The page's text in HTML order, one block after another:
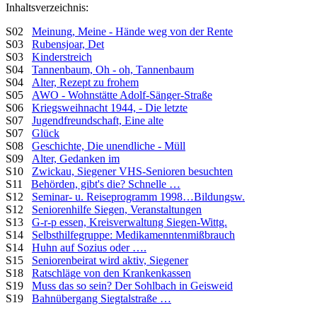
Inhaltsverzeichnis:
S02 Meinung, Meine - Hände weg von der Rente
S03 Rubensjoar, Det
S03 Kinderstreich
S04 Tannenbaum, Oh - oh, Tannenbaum
S04 Alter, Rezept zu frohem
S05 AWO - Wohnstätte Adolf-Sänger-Straße
S06 Kriegsweihnacht 1944, - Die letzte
S07 Jugendfreundschaft, Eine alte
S07 Glück
S08 Geschichte, Die unendliche - Müll
S09 Alter, Gedanken im
S10 Zwickau, Siegener VHS-Senioren besuchten
S11 Behörden, gibt's die? Schnelle …
S12 Seminar- u. Reiseprogramm 1998…Bildungsw.
S12 Seniorenhilfe Siegen, Veranstaltungen
S13 G-r-p essen, Kreisverwaltung Siegen-Wittg.
S14 Selbsthilfegruppe: Medikamenntenmißbrauch
S14 Huhn auf Sozius oder ….
S15 Seniorenbeirat wird aktiv, Siegener
S18 Ratschläge von den Krankenkassen
S19 Muss das so sein? Der Sohlbach in Geisweid
S19 Bahnübergang Siegtalstraße …